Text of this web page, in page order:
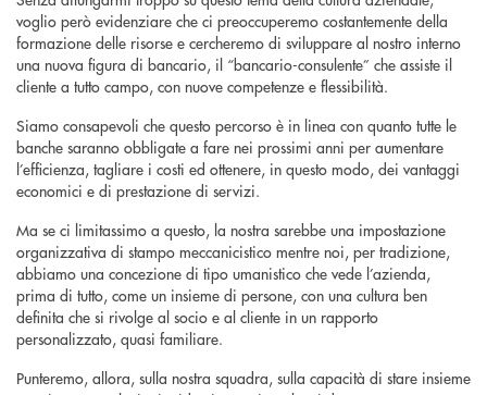
voglio però evidenziare che ci preoccuperemo costantemente della
formazione delle risorse e cercheremo di sviluppare al nostro interno
una nuova figura di bancario, il “bancario-consulente” che assiste il
cliente a tutto campo, con nuove competenze e flessibilità.
Siamo consapevoli che questo percorso è in linea con quanto tutte le
banche saranno obbligate a fare nei prossimi anni per aumentare
l’efficienza, tagliare i costi ed ottenere, in questo modo, dei vantaggi
economici e di prestazione di servizi.
Ma se ci limitassimo a questo, la nostra sarebbe una impostazione
organizzativa di stampo meccanicistico mentre noi, per tradizione,
abbiamo una concezione di tipo umanistico che vede l’azienda,
prima di tutto, come un insieme di persone, con una cultura ben
definita che si rivolge al socio e al cliente in un rapporto
personalizzato, quasi familiare.
Punteremo, allora, sulla nostra squadra, sulla capacità di stare insieme